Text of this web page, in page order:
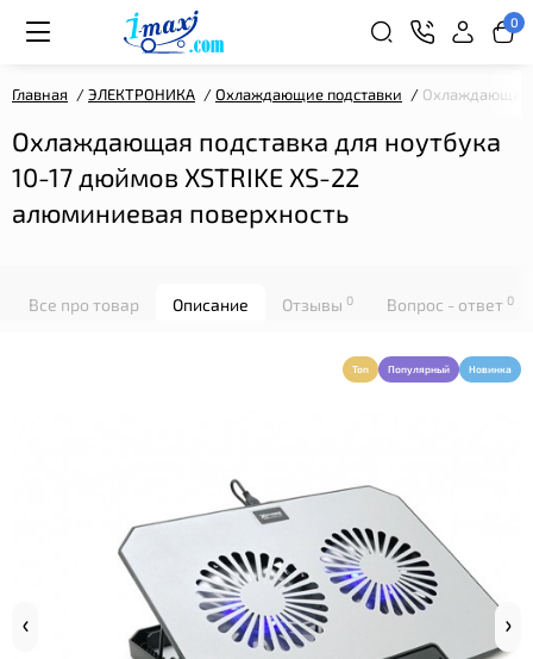
0
Главная ЭЛЕКТРОНИКА Охлаждающие подставки Охлаждающая
Охлаждающая подставка для ноутбука
10-17 дюймов XSTRIKE XS-22
алюминиевая поверхность
Все про товар Описание Отзывы 0 Вопрос - ответ 0
Топ Популярный Новинка